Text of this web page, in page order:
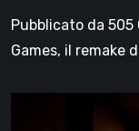
un
grande
Pubblicato da
Games, il remake